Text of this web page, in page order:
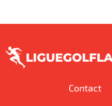
Contact